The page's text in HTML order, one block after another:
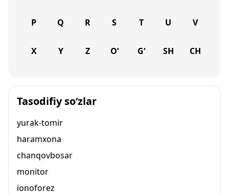
P Q R S T U V
X Y Z O‘ G‘ SH CH
Tasodifiy so‘zlar
yurak-tomir
haramxona
chanqovbosar
monitor
ionoforez